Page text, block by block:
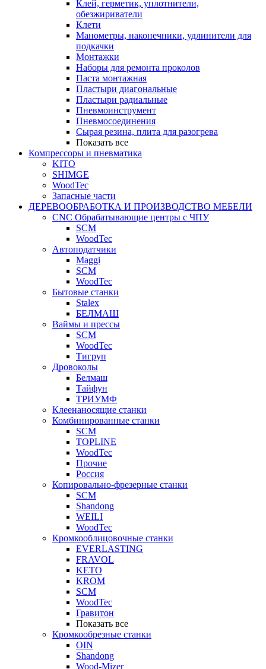
Клей, герметик, уплотнители,
обезжириватели
Клети
Манометры, наконечники, удлинители для
подкачки
Монтажки
Наборы для ремонта проколов
Паста монтажная
Пластыри диагональные
Пластыри радиальные
Пневмоинструмент
Пневмосоединения
Сырая резина, плита для разогрева
Показать все
Компрессоры и пневматика
KITO
SHIMGE
WoodTec
Запасные части
ДЕРЕВООБРАБОТКА И ПРОИЗВОДСТВО МЕБЕЛИ
CNC Обрабатывающие центры с ЧПУ
SCM
WoodTec
Автоподатчики
Maggi
SCM
WoodTec
Бытовые станки
Stalex
БЕЛМАШ
Ваймы и прессы
SCM
WoodTec
Тигруп
Дровоколы
Белмаш
Тайфун
ТРИУМФ
Клеенаносящие станки
Комбинированные станки
SCM
TOPLINE
WoodTec
Прочие
Россия
Копировально-фрезерные станки
SCM
Shandong
WEILI
WoodTec
Кромкооблицовочные станки
EVERLASTING
FRAVOL
KETO
KROM
SCM
WoodTec
Гравитон
Показать все
Кромкообрезные станки
OIN
Shandong
Wood-Mizer